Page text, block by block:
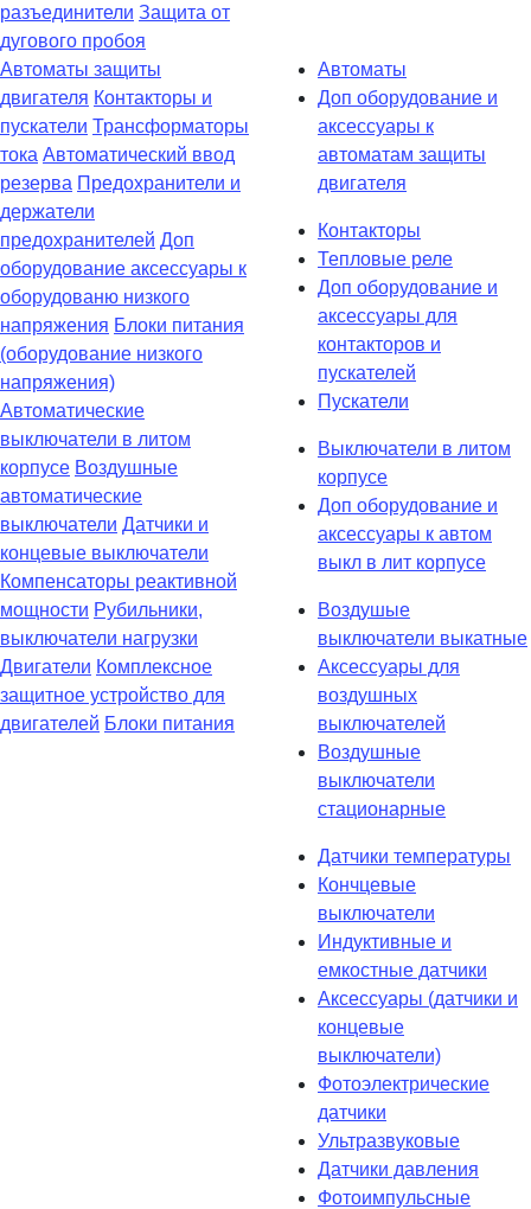
разъединители Защита от
дугового пробоя
Автоматы защиты
двигателя Контакторы и
пускатели Трансформаторы
тока Автоматический ввод
резерва Предохранители и
держатели
предохранителей Доп
оборудование аксессуары к
оборудованю низкого
напряжения Блоки питания
(оборудование низкого
напряжения)
Автоматические
выключатели в литом
корпусе Воздушные
автоматические
выключатели Датчики и
концевые выключатели
Компенсаторы реактивной
мощности Рубильники,
выключатели нагрузки
Двигатели Комплексное
защитное устройство для
двигателей Блоки питания
Автоматы
Доп оборудование и
аксессуары к
автоматам защиты
двигателя
Контакторы
Тепловые реле
Доп оборудование и
аксессуары для
контакторов и
пускателей
Пускатели
Выключатели в литом
корпусе
Доп оборудование и
аксессуары к автом
выкл в лит корпусе
Воздушые
выключатели выкатные
Аксессуары для
воздушных
выключателей
Воздушные
выключатели
стационарные
Датчики температуры
Кончцевые
выключатели
Индуктивные и
емкостные датчики
Аксессуары (датчики и
концевые
выключатели)
Фотоэлектрические
датчики
Ультразвуковые
Датчики давления
Фотоимпульсные